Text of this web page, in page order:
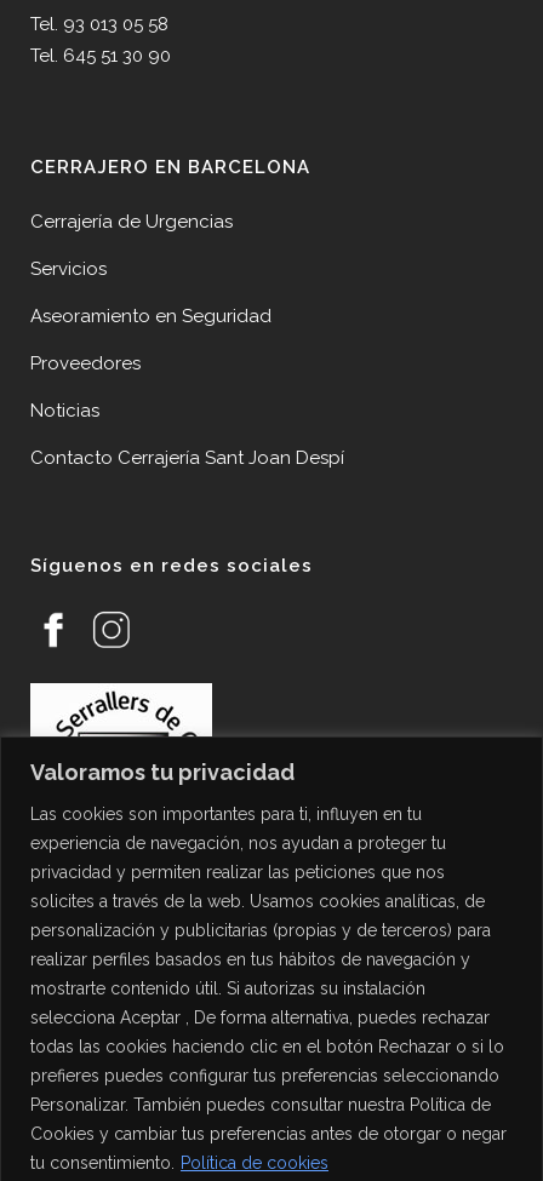
Valoramos tu privacidad
Las cookies son importantes para ti, influyen en tu
experiencia de navegación, nos ayudan a proteger tu
privacidad y permiten realizar las peticiones que nos
solicites a través de la web. Usamos cookies analíticas, de
personalización y publicitarias (propias y de terceros) para
realizar perfiles basados en tus hábitos de navegación y
mostrarte contenido útil. Si autorizas su instalación
selecciona Aceptar , De forma alternativa, puedes rechazar
todas las cookies haciendo clic en el botón Rechazar o si lo
prefieres puedes configurar tus preferencias seleccionando
Personalizar. También puedes consultar nuestra Política de
Cookies y cambiar tus preferencias antes de otorgar o negar
tu consentimiento.
Política de cookies
Tel. 93 013 05 58
Tel. 645 51 30 90
CERRAJERO EN BARCELONA
Cerrajería de Urgencias
Servicios
Aseoramiento en Seguridad
Proveedores
Noticias
Contacto Cerrajería Sant Joan Despí
Síguenos en redes sociales
PROTECCIÓN DE DATOS
Política de Privacidad
Política de Cookies
Aviso Legal